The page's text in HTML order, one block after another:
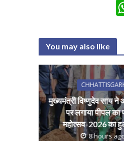
You may also like
मुख्यमंत्री विष्णुदेव साय ने
पर लगाया पीपल का
महोत्सव-2026 का
8 hours